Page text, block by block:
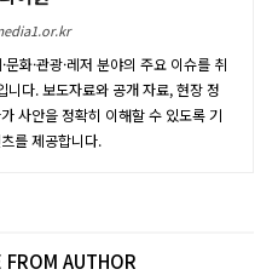
화·관광·레저 분야의 주요 이슈를 취
니다. 보도자료와 공개 자료, 현장 정
사안을 정확히 이해할 수 있도록 기
를 제공합니다.
FROM AUTHOR